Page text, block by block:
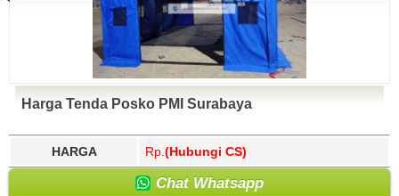
Harga Tenda Posko PMI Surabaya
HARGA Rp. (Hubungi CS)
Chat Whatsapp